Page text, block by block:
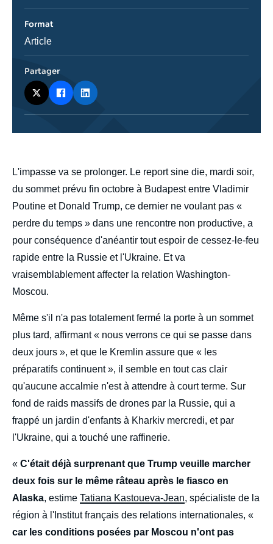
body
L'impasse va se prolonger. Le report sine die, mardi soir,
du sommet prévu fin octobre à Budapest entre Vladimir
Poutine et Donald Trump, ce dernier ne voulant pas «
perdre du temps » dans une rencontre non productive, a
pour conséquence d'anéantir tout espoir de cessez-le-feu
rapide entre la Russie et l'Ukraine. Et va
vraisemblablement affecter la relation Washington-
Moscou.
Même s'il n'a pas totalement fermé la porte à un sommet
plus tard, affirmant « nous verrons ce qui se passe dans
deux jours », et que le Kremlin assure que « les
préparatifs continuent », il semble en tout cas clair
qu'aucune accalmie n'est à attendre à court terme. Sur
fond de raids massifs de drones par la Russie, qui a
frappé un jardin d'enfants à Kharkiv mercredi, et par
l'Ukraine, qui a touché une raffinerie.
« C'était déjà surprenant que Trump veuille marcher
deux fois sur le même râteau après le fiasco en
Alaska, estime Tatiana Kastoueva-Jean, spécialiste de la
région à l'Institut français des relations internationales, «
car les conditions posées par Moscou n'ont pas
Format
Catégorie
Article
Partager